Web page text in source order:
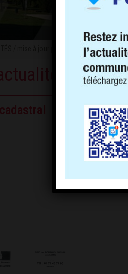
/ mise à jour plan cadastral